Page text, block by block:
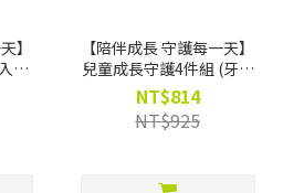
】
組-
葡
【陪伴成長 守護每一天】
兒童成長守護4件組 (牙膏
+兒童噴劑 +漱口水
200ml*2) -限時88折(買就
贈Pato Pato EVA益智數字
NT$814
NT$925